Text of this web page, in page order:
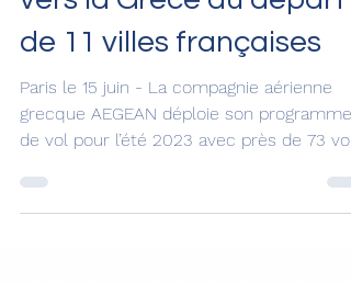
Aegean : 73 vols directs
vers la Grèce au départ
de 11 villes françaises
Paris le 15 juin - La compagnie aérienne
de vol pour l’été 2023 avec près de 73
directs par...